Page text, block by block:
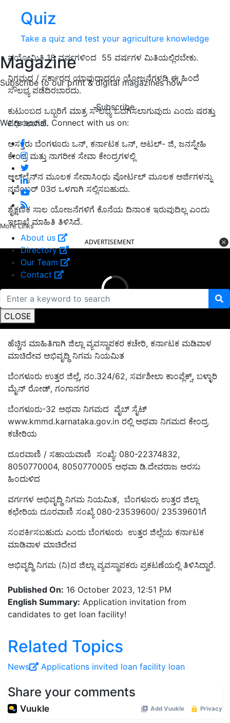
Quiz
Take a quiz and test your agriculture knowledge
Magazine
Subscribe to our print & digital magazines now
Subscribe
We're social. Connect with us on:
More Links
About us
Directory
Our Team
Contact
CLOSE
ವಯೋಮಿತಿ 18ವರ್ಷಗಳಿಂದ 55 ವರ್ಷಗಳ ಮಿತಿಯಲ್ಲಿರಬೇಕು.
ನಿಗಮದ / ಸರ್ಕಾರದ ಯಾವುದಾದರೂ ಯೋಜನೆಗಳಡಿ ಈ ಹಿಂದೆ
ಸೌಲಭ್ಯ ಪಡೆದಿರಬಾರದು.
ಕುಟುಂಬದ ಒಬ್ಬರಿಗೆ ಮಾತ್ರ ಸೌಲಭ್ಯ ಒದಗಿಸಲಾಗುವುದು ಎಂದು ಷರತ್ತು
ವಿಧಿಸಲಾಗಿದೆ.
ಆಸಕ್ತರು ಬೆಂಗಳೂರು ಒನ್, ಕರ್ನಾಟಕ ಒನ್, ಅಟಲ್- ಜಿ, ಜನಸ್ನೇಹಿ
ಕೇಂದ್ರ ಮತ್ತು ನಾಗರೀಕ ಸೇವಾ ಕೇಂದ್ರಗಳಲ್ಲಿ
ಆಲ್‌ಲೈನ್‌ನ ಮೂಲಕ ಸೇವಾಸಿಂಧು ಪೋರ್ಟಲ್ ಮೂಲಕ ಅರ್ಜಿಗಳನ್ನು
ನವೆಂಬರ್ 03ರ ಒಳಗಾಗಿ ಸಲ್ಲಿಸಬಹುದು.
ಶೈಕ್ಷಣಿಕ ಸಾಲ ಯೋಜನೆಗಳಿಗೆ ಕೊನೆಯ ದಿನಾಂಕ ಇರುವುದಿಲ್ಲ ಎಂದು
ಇಲಾಖೆ ಮಾಹಿತಿ ತಿಳಿಸಿದೆ.
ADVERTISEMENT
ಹೆಚ್ಚಿನ ಮಾಹಿತಿಗಾಗಿ ಜಿಲ್ಲಾ ವ್ಯವಸ್ಥಾಪಕರ ಕಚೇರಿ, ಕರ್ನಾಟಕ ಮಡಿವಾಳ
ಮಾಚಿದೇವ ಅಭಿವೃದ್ಧಿ ನಿಗಮ ನಿಯಮಿತ
ಬೆಂಗಳೂರು ಉತ್ತರ ಜಿಲ್ಲೆ, ನಂ.324/62, ಸರ್ವಶೀಲಾ ಕಾಂಪ್ಲೆಕ್ಸ್, ಬಳ್ಳಾರಿ
ಮೈನ್ ರೋಡ್, ಗಂಗಾನಗರ
ಬೆಂಗಳೂರು-32 ಅಥವಾ ನಿಗಮದ ವೈಬ್ ಸೈಟ್
www.kmmd.karnataka.gov.in ರಲ್ಲಿ ಅಥವಾ ನಿಗಮದ ಕೇಂದ್ರ
ಕಚೇರಿಯ
ದೂರವಾಣಿ / ಸಹಾಯವಾಣಿ ಸಂಖ್ಯೆ: 080-22374832,
8050770004, 8050770005 ಅಥವಾ ಡಿ.ದೇವರಾಜ ಅರಸು
ಹಿಂದುಳಿದ
ವರ್ಗಗಳ ಅಭಿವೃದ್ಧಿ ನಿಗಮ ನಿಯಮಿತ, ಬೆಂಗಳೂರು ಉತ್ತರ ಜಿಲ್ಲಾ
ಕಛೇರಿಯ ದೂರವಾಣಿ ಸಂಖ್ಯೆ 080-23539600/ 23539601ಗೆ
ಸಂಪರ್ಕಿಸಬಹುದು ಎಂದು ಬೆಂಗಳೂರು ಉತ್ತರ ಜಿಲ್ಲೆಯ ಕರ್ನಾಟಕ
ಮಾಡಿವಾಳ ಮಾಚಿದೇವ
ಅಭಿವೃದ್ಧಿ ನಿಗಮ (ನಿ)ದ ಜಿಲ್ಲಾ ವ್ಯವಸ್ಥಾಪಕರು ಪ್ರಕಟಣೆಯಲ್ಲಿ ತಿಳಿಸಿದ್ದಾರೆ.
Published On: 16 October 2023, 12:51 PM
English Summary: Application invitation from
candidates to get loan facility!
Related Topics
News Applications invited loan facility loan
Share your comments